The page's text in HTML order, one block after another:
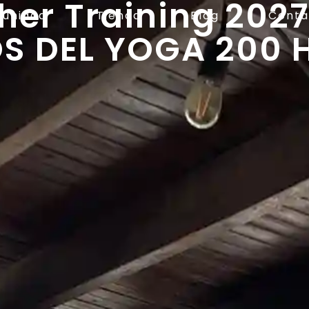
Tienda Blog
Training
DEL YOGA 200